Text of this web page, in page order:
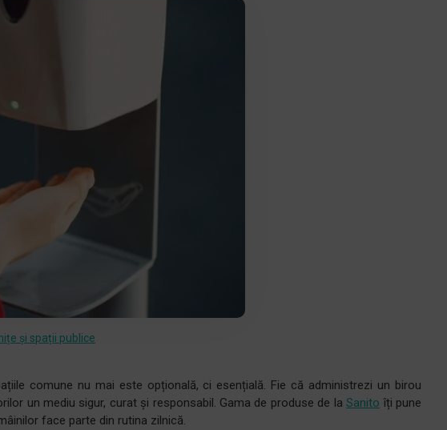
și spații publice
comune nu mai este opțională, ci esențială. Fie că administrezi un birou
un mediu sigur, curat și responsabil. Gama de produse de laSanito îți pune
face parte din rutina zilnică.